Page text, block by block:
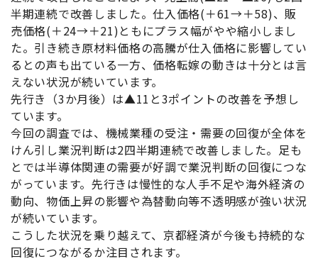
半期連続で改善しました。仕入価格(＋61→＋58)、販
売価格(＋24→＋21)ともにプラス幅がやや縮小しまし
た。引き続き原材料価格の高騰が仕入価格に影響してい
るとの声も出ている一方、価格転嫁の動きは十分とは言
えない状況が続いています。
先行き（3か月後）は▲11と3ポイントの改善を予想し
ています。
今回の調査では、機械業種の受注・需要の回復が全体を
けん引し業況判断は2四半期連続で改善しました。足も
とでは半導体関連の需要が好調で業況判断の回復につな
がっています。先行きは慢性的な人手不足や海外経済の
動向、物価上昇の影響や為替動向等不透明感が強い状況
が続いています。
こうした状況を乗り越えて、京都経済が今後も持続的な
回復につながるか注目されます。